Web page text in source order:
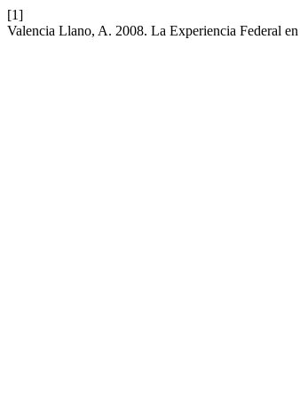
[1]
Valencia Llano, A. 2008. La Experiencia Federal